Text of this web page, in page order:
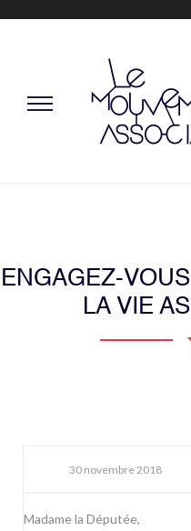
ENGAGEZ-
LA VIE
30 novembre 2018
Madame la Députée,